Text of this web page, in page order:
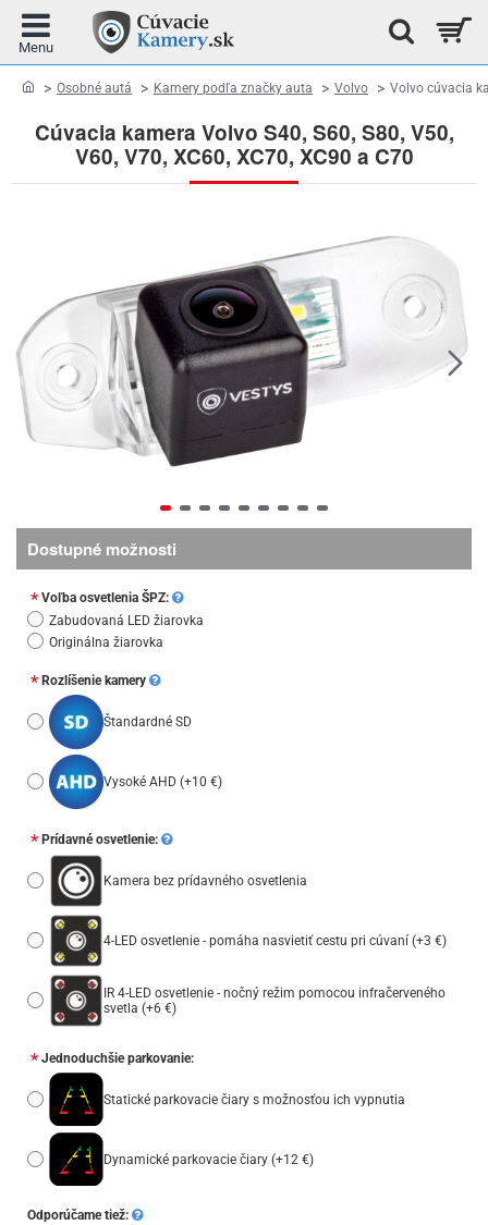
Cúvacia kamera Volvo S40, S60, S80, V50,
V60, V70, XC60, XC70, XC90 a C70
homeOsobné autá Kamery podľa značky auta Volvo Volvo cúvacia
Dostupné možnosti
Voľba osvetlenia ŠPZ:
Zabudovaná LED žiarovka
Originálna žiarovka
Rozlíšenie kamery
Štandardné SD
Vysoké AHD (+10 €)
Prídavné osvetlenie:
Kamera bez prídavného osvetlenia
4-LED osvetlenie - pomáha nasvietiť cestu pri cúvaní (+3 €)
IR 4-LED osvetlenie - nočný režim pomocou infračerveného
svetla (+6 €)
Jednoduchšie parkovanie:
Statické parkovacie čiary s možnosťou ich vypnutia
Dynamické parkovacie čiary (+12 €)
Odporúčame tiež: